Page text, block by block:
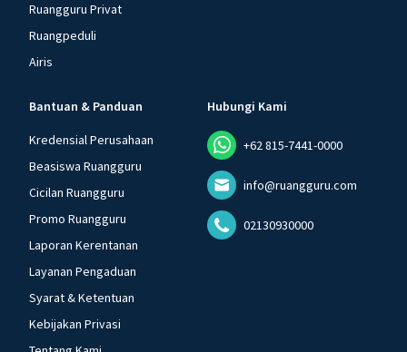
Ruangguru Privat
Ruangpeduli
Airis
Bantuan & Panduan
Kredensial Perusahaan
Beasiswa Ruangguru
Cicilan Ruangguru
Promo Ruangguru
Laporan Kerentanan
Layanan Pengaduan
Syarat & Ketentuan
Kebijakan Privasi
Hubungi Kami
+62 815-7441-0000
info@ruangguru.com
02130930000